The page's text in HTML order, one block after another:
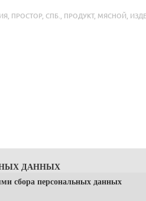
ПРОСТОР, СПБ. ПРОДУКТ, МЯСНОЙ
ДАННЫХ
сбора персональных данных